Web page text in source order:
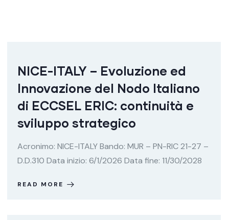
NICE-ITALY – Evoluzione ed
Innovazione del Nodo Italiano
di ECCSEL ERIC: continuità e
sviluppo strategico
Acronimo: NICE-ITALY Bando: MUR – PN-RIC 21-27 –
D.D.310 Data inizio: 6/1/2026 Data fine: 11/30/2028
READ MORE